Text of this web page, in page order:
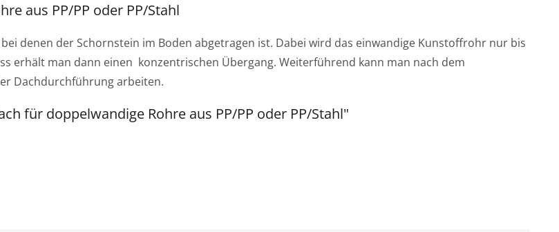
aus PP/PP oder PP/Stahl
denen der Schornstein im Boden abgetragen ist. Dabei wird das einwandige Kunstoffrohr nur bis
erhält man dann einen konzentrischen Übergang. Weiterführend kann man nach dem
Dachdurchführung arbeiten.
für doppelwandige Rohre aus PP/PP oder PP/Stahl"